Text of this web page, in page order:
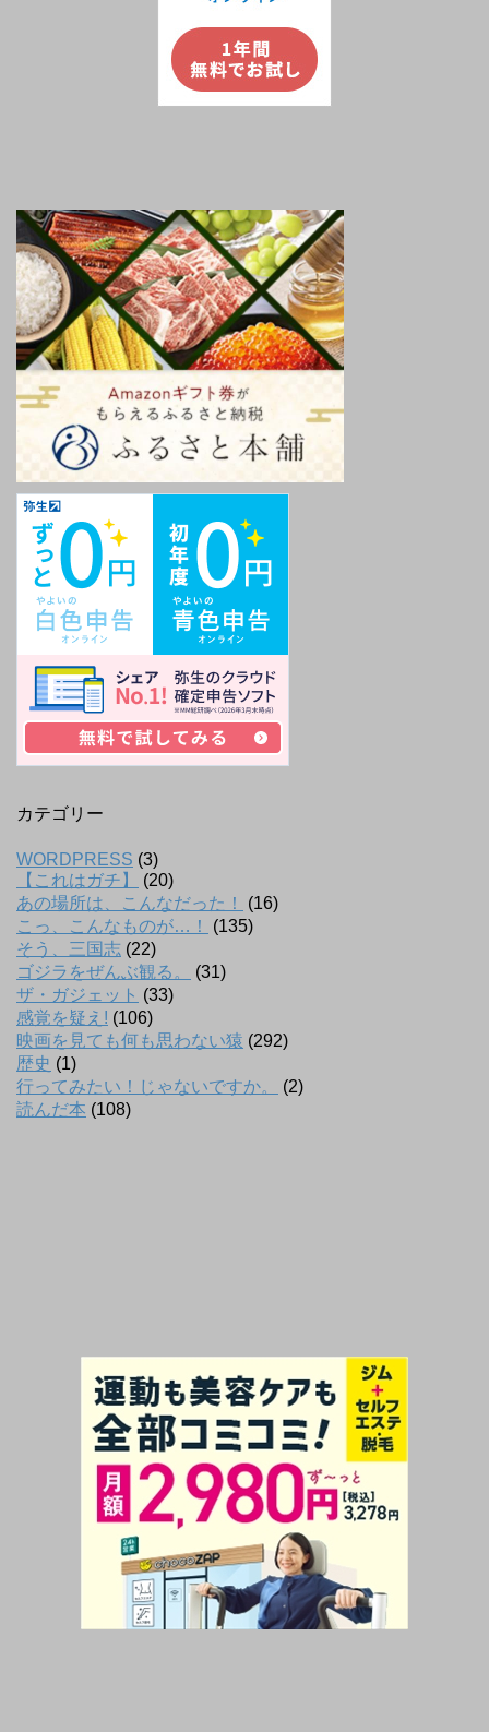
カテゴリー
WORDPRESS (3)
【これはガチ】
(20)
あの場所は、こんなだった！
(16)
こっ、こんなものが…！
(135)
そう、三国志 (22)
ゴジラをぜんぶ観る。
(31)
ザ・ガジェット (33)
感覚を疑え! (106)
映画を見ても何も思わない猿 (292)
歴史 (1)
行ってみたい！じゃないですか。
(2)
読んだ本 (108)